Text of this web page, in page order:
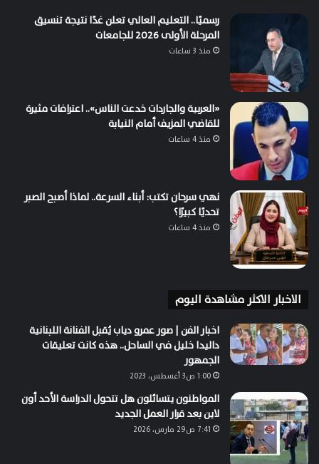
رسميًا.. التعليم العالي تعلن غدًا نتيجة تنسيق
المرحلة الأولى 2026 للجامعات
منذ 3 ساعات
«العربية والجاردات خدعت الناس».. اعترافات مثيرة
للقاضي المزيف أمام النيابة
منذ 4 ساعات
نهي سرحان تكتب: أبناء السرعة.. لماذا أصبح الصبر
تحديًا كبيرًا؟
منذ 4 ساعات
الاخبار الاكثر مشاهدة اليوم
اخبار الفن | صور عمرو دياب يُقبل الفنانة اللبنانية
داليدا خليل في الساحل.. هذه كانت تعليقات
الجمهور
1:00 ص3 أغسطس، 2023
المواطنون يتسائلون هل تتحول الدراسة الأحد أون
لاين بعد قرار العمل الجديد
7:41 ص29 مارس، 2026